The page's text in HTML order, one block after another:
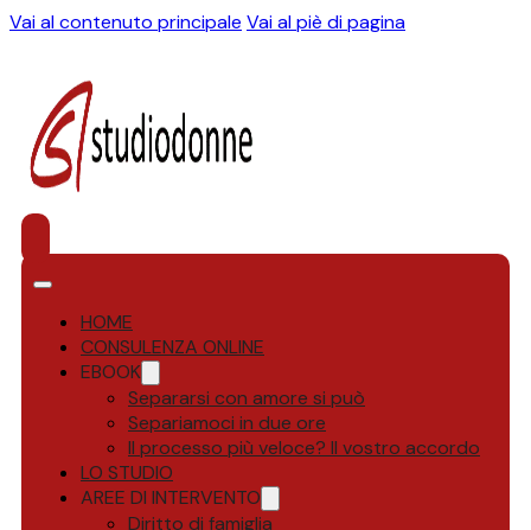
Vai al contenuto principale Vai al piè di pagina
HOME
CONSULENZA ONLINE
EBOOK
Separarsi con amore si può
Separiamoci in due ore
Il processo più veloce? Il vostro accordo
LO STUDIO
AREE DI INTERVENTO
Diritto di famiglia